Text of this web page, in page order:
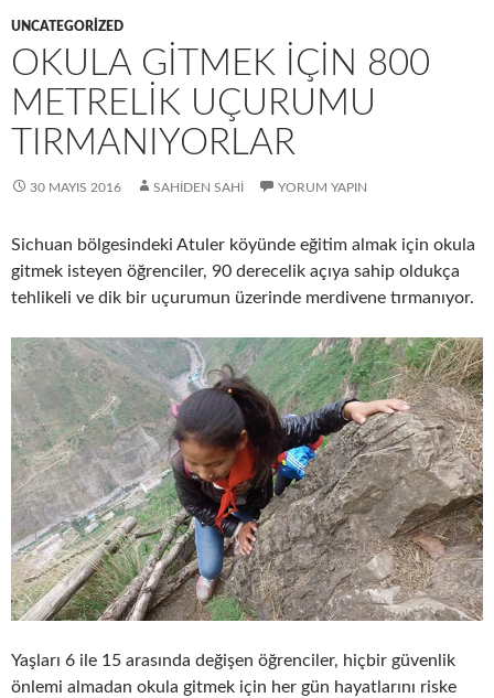
UNCATEGORIZED
OKULA GITMEK IÇIN 800
METRELIK UÇURUMU
TIRMANIYORLAR
30 MAYIS 2016 SAHIDEN SAHI YORUM YAPIN
Sichuan bölgesindeki Atuler köyünde eğitim almak için okula
gitmek isteyen öğrenciler, 90 derecelik açıya sahip oldukça
tehlikeli ve dik bir uçurumun üzerinde merdivene tırmanıyor.
Yaşları 6 ile 15 arasında değişen öğrenciler, hiçbir güvenlik
önlemi almadan okula gitmek için her gün hayatlarını riske